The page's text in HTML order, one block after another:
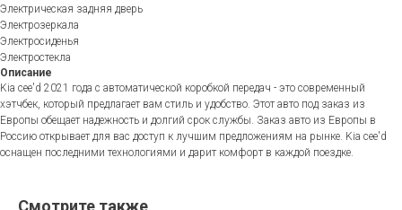
Электрическая задняя дверь
Электрозеркала
Электросиденья
Электростекла
Описание
Kia cee'd 2021 года с автоматической коробкой передач - это современный
хэтчбек, который предлагает вам стиль и удобство. Этот авто под заказ из
Европы обещает надежность и долгий срок службы. Заказ авто из Европы в
Россию открывает для вас доступ к лучшим предложениям на рынке. Kia cee'd
оснащен последними технологиями и дарит комфорт в каждой поездке.
Смотрите также